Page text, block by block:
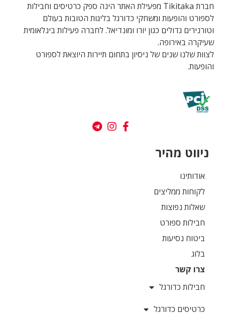
חברת Tikitaka מפעילת האתר הינה ספק כרטיסים וחבילות
לספורט והופעות ומשחקי כדורגל בליגות הטובות בעולם
וטורנירים גדולים כגון יורו ומונדיאל. לחברה פעילות בינלאומית
שעיקרה באירופה.
לצוות שלנו שנים של ניסיון בתחום תיירות היוצאת לספורט
והופעות.
ניווט מהיר
אודותינו
לקוחות ממליצים
שאלות נפוצות
חבילות ספורט
ביטוח נסיעות
בלוג
צרו קשר
חבילות כדורגל
כרטיסים כדורגל